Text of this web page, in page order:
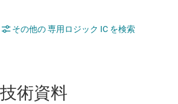
その他の 専用ロジック IC を検索
技術資料